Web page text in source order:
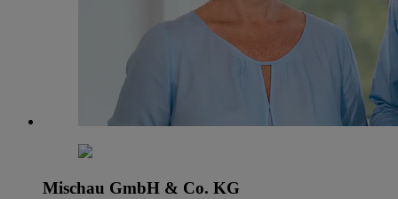
Mischau GmbH & Co. KG